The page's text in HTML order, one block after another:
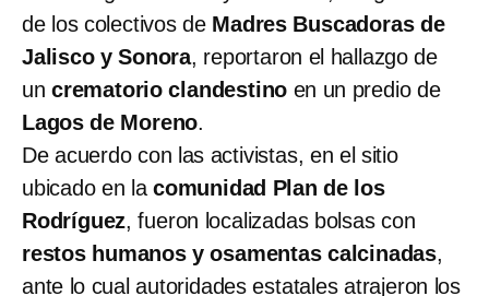
de los colectivos de Madres Buscadoras de
Jalisco y Sonora, reportaron el hallazgo de
un crematorio clandestino en un predio de
Lagos de Moreno.
De acuerdo con las activistas, en el sitio
ubicado en lacomunidad Plan de los
Rodríguez, fueron localizadas bolsas con
restos humanos y osamentas calcinadas,
ante lo cual autoridades estatales atrajeron los